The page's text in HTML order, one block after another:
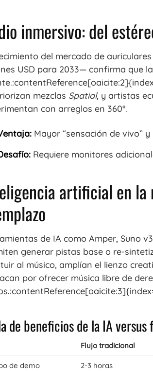
inmersivo: del
del mercado de
USD para 2033— confirma que
mezclas Spatial, y artistas
con arreglos en 360°.
Mayor “sensación de vivo”
Requiere monitores
artificial en la
de IA como Amper, Suno
generar pistas base o re-
al músico, amplían el lienzo
por ofrecer música libre de
de beneficios de la IA
Flujo tradicional
de demo 2-3 horas